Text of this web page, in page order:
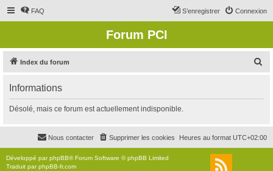
FAQ Connexion
S’enregistrer
Forum PCI
Index du forum
r
c
Informations
Désolé, mais ce forum est actuellement indisponible.
Heures au format UTC+02:00
Supprimer les cookies
Nous contacter
Développé parphpBB® Forum Software © phpBB Limited
Traduit parphpBB-fr.com